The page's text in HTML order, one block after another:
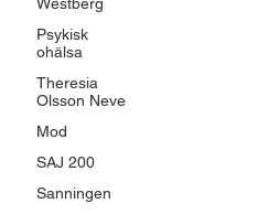
Psykisk
ohälsa
Theresia
Olsson Neve
Mod
SAJ 200
Sanningen